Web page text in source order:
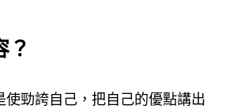
？
使勁誇自己，把自己的優點講出